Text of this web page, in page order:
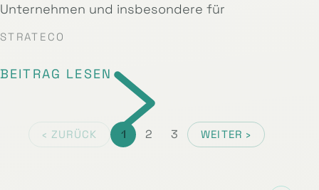
Unternehmen und insbesondere für
STRATECO
BEITRAG LESEN
‹ ZURÜCK 1 2 3 WEITER ›